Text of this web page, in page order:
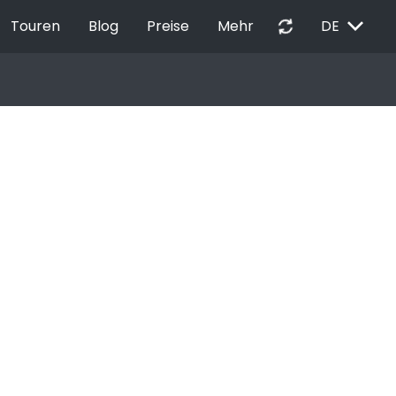
Touren Blog Preise Mehr autorenew DE EXPAND_MORE